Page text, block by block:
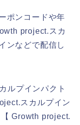
ポンコードや年
project.スカ
ンなどで配信し
ルプインパクト
スカルプイン
Growth project.